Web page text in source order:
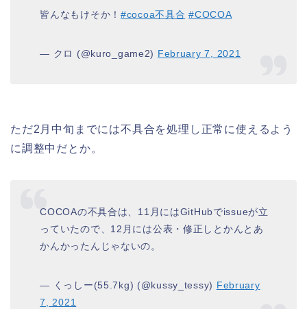
皆んなもけそか！ #cocoa不具合 #COCOA
— クロ (@kuro_game2) February 7, 2021
ただ2月中旬までには不具合を処理し正常に使えるよう
に調整中だとか。
COCOAの不具合は、11月にはGitHubでissueが立
っていたので、12月には公表・修正しとかんとあ
かんかったんじゃないの。
— くっしー(55.7kg) (@kussy_tessy) February
7, 2021